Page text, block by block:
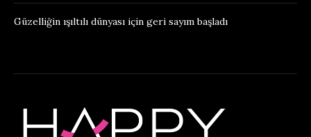
Güzelliğin ışıltılı dünyası için geri sayım başladı